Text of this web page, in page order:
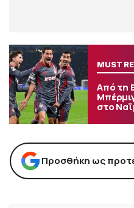
MUST
Από τη
στο
Προσθήκη ως